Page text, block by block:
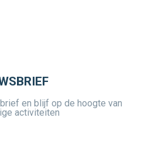
en blijf op de hoogte van
activiteiten